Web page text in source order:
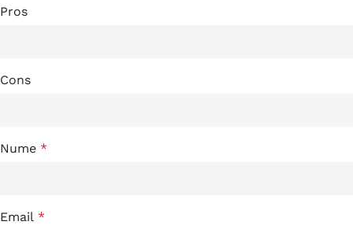
Pros
Cons
Nume *
Email *